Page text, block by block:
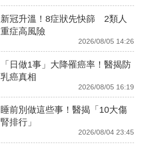
新冠升溫！8症狀先快篩 2類人
重症高風險
2026/08/05 14:26
「日做1事」大降罹癌率！醫揭防
乳癌真相
2026/08/05 16:19
睡前別做這些事！醫揭「10大傷
腎排行」
2026/08/04 23:45